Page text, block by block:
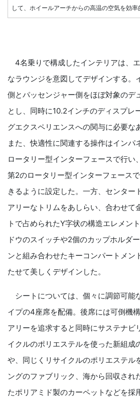
して、ホイールアーチからの高温の空気を効率
4名乗りで構成したインテリアは、
なラウンジを意図してデザインする。
側とパッセンジャー側をほぼ対象のデ
とし、同時に10.2インチのディスプレ
グエクスペリエンスへの関与に必要な
また、快適性に関連する操作はインパ
ロータリー型インターフェースで行い
第2のロータリー型インターフェース
きるように設定した。一方、センター
アリーなトリムをあしらい、合わせて
トで占められたY字状の構造エレメン
ドウのスイッチや2個のカップホルダ
ンと組み合わせたキーコンパートメン
たせて美しくデザインした。
シートについては、個々に調節可能
イプの4座席を配備。後席には可倒機
アリーを追求すると同時にサステナビ
イクルのポリエステルを使った新組成
や、同じくリサイクルのポリエステル
ングのファブリック、海から回収され
たポリアミド製のカーペットなどを採